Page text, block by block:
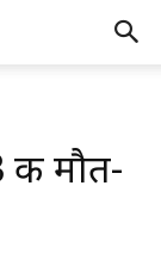
मौत-